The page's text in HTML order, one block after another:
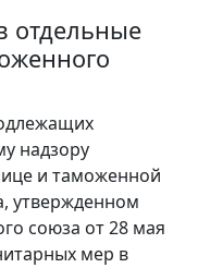
отдельные
надзору
и таможенной
утвержденном
союза от 28 мая
мер в